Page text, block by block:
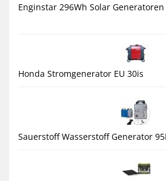
Enginstar 296Wh Solar
Honda Stromgenerator EU 30is
Sauerstoff Wasserstoff Generator 95L